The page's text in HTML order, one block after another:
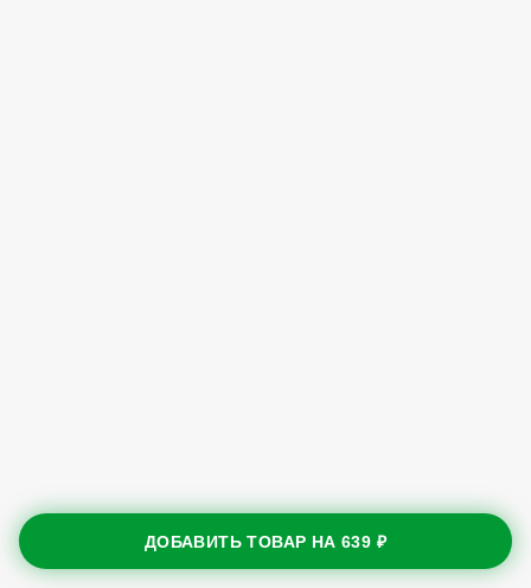
ДОБАВИТЬ ТОВАР НА639 ₽